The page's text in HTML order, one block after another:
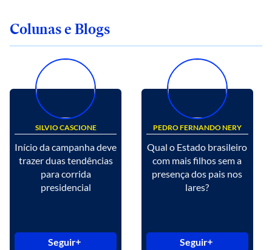
Colunas e Blogs
SILVIO CASCIONE
Início da campanha deve
trazer duas tendências
para corrida
presidencial
Seguir
PEDRO FERNANDO NERY
Qual o Estado brasileiro
com mais filhos sem a
presença dos pais nos
lares?
Seguir